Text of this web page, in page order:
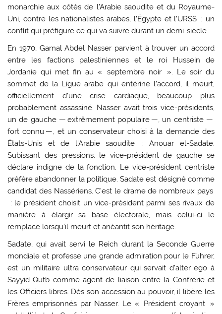
monarchie aux côtés de l’Arabie saoudite et du Royaume-
Uni, contre les nationalistes arabes, l’Égypte et l’URSS ; un
conflit qui préfigure ce qui va suivre durant un demi-siècle.
En 1970, Gamal Abdel Nasser parvient à trouver un accord
entre les factions palestiniennes et le roi Hussein de
Jordanie qui met fin au « septembre noir ». Le soir du
sommet de la Ligue arabe qui entérine l’accord, il meurt,
officiellement d’une crise cardiaque, beaucoup plus
probablement assassiné. Nasser avait trois vice-présidents,
un de gauche — extrêmement populaire —, un centriste —
fort connu —, et un conservateur choisi à la demande des
États-Unis et de l’Arabie saoudite : Anouar el-Sadate.
Subissant des pressions, le vice-président de gauche se
déclare indigne de la fonction. Le vice-président centriste
préfère abandonner la politique. Sadate est désigné comme
candidat des Nassériens. C’est le drame de nombreux pays
: le président choisit un vice-président parmi ses rivaux de
manière à élargir sa base électorale, mais celui-ci le
remplace lorsqu’il meurt et anéantit son héritage.
Sadate, qui avait servi le Reich durant la Seconde Guerre
mondiale et professe une grande admiration pour le Führer,
est un militaire ultra conservateur qui servait d’alter ego à
Sayyid Qutb comme agent de liaison entre la Confrérie et
les Officiers libres. Dès son accession au pouvoir, il libère les
Frères emprisonnés par Nasser. Le « Président croyant »